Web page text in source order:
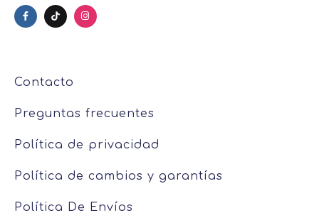
Contacto
Preguntas frecuentes
Política de privacidad
Política de cambios y garantías
Política De Envíos